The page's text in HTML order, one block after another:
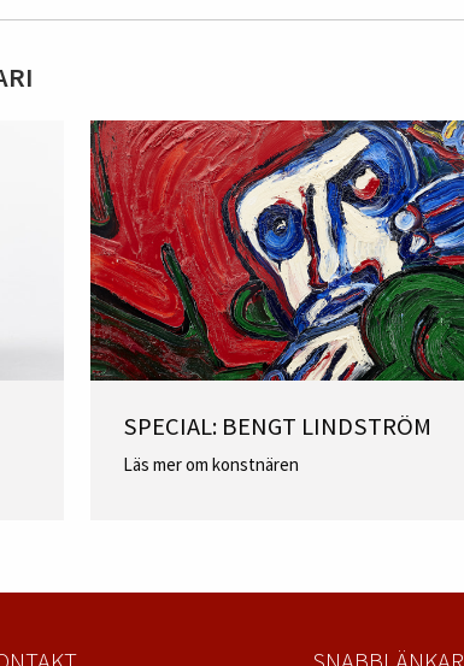
SPECIAL: BENGT LINDSTRÖM
Läs mer om konstnären